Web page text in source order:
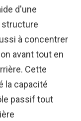
d'une
structure
à concentrer
avant tout en
Cette
la capacité
passif tout